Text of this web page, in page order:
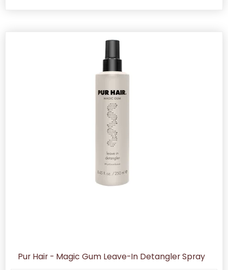
Pur Hair - Magic Gum Leave-In Detangler Spray